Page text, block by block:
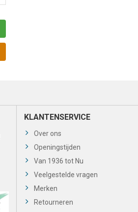
KLANTENSERVICE
Over ons
Openingstijden
Van 1936 tot Nu
Veelgestelde vragen
Merken
Retourneren